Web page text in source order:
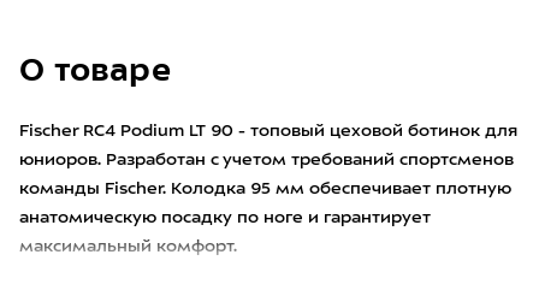
О товаре
Fischer RC4 Podium LT 90 - топовый цеховой ботинок для
юниоров. Разработан с учетом требований спортсменов
команды Fischer. Колодка 95 мм обеспечивает плотную
анатомическую посадку по ноге и гарантирует
максимальный комфорт.